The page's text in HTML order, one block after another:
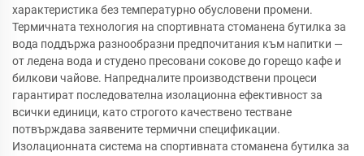
характеристика без температурно обусловени промени.
Термичната технология на спортивната стоманена бутилка за
вода поддържа разнообразни предпочитания към напитки —
от ледена вода и студено пресовани сокове до горещо кафе и
билкови чайове. Напредналите производствени процеси
гарантират последователна изолационна ефективност за
всички единици, като строгото качествено тестване
потвърждава заявените термични спецификации.
Изолационната система на спортивната стоманена бутилка за